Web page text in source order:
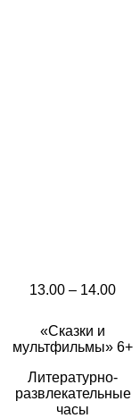
13.00 – 14.00
«Сказки и
мультфильмы» 6+
Литературно-
развлекательные
часы